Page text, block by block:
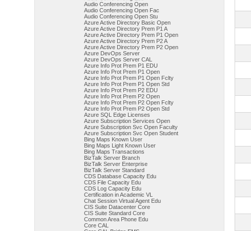
Audio Conferencing Open
Audio Conferencing Open Fac
Audio Conferencing Open Stu
Azure Active Directory Basic Open
Azure Active Directory Prem P1 A
Azure Active Directory Prem P1 Open
Azure Active Directory Prem P2 A
Azure Active Directory Prem P2 Open
Azure DevOps Server
Azure DevOps Server CAL
Azure Info Prot Prem P1 EDU
Azure Info Prot Prem P1 Open
Azure Info Prot Prem P1 Open Fclty
Azure Info Prot Prem P1 Open Std
Azure Info Prot Prem P2 EDU
Azure Info Prot Prem P2 Open
Azure Info Prot Prem P2 Open Fclty
Azure Info Prot Prem P2 Open Std
Azure SQL Edge Licenses
Azure Subscription Services Open
Azure Subscription Svc Open Faculty
Azure Subscription Svc Open Student
Bing Maps Known User
Bing Maps Light Known User
Bing Maps Transactions
BizTalk Server Branch
BizTalk Server Enterprise
BizTalk Server Standard
CDS Database Capacity Edu
CDS File Capacity Edu
CDS Log Capacity Edu
Certification in Academic VL
Chat Session Virtual Agent Edu
CIS Suite Datacenter Core
CIS Suite Standard Core
Common Area Phone Edu
Core CAL